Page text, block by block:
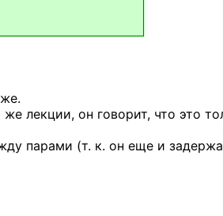
лекции, он говорит, что это
парами (т. к. он еще и